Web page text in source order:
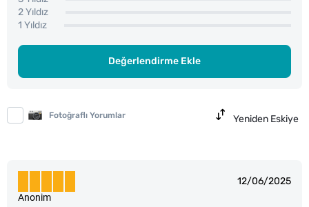
2 Yıldız
1 Yıldız
Değerlendirme Ekle
Fotoğraflı Yorumlar Yeniden Eskiye
12/06/2025
Anonim